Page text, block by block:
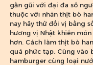
gần gũi với đại đa số
thuộc với nhân thịt bò
nay hãy thử đổi vị bằng
hương vị Nhật khiến
hơn. Cách làm thịt bò
quá phức tạp. Cùng vào
hamburger cùng loại